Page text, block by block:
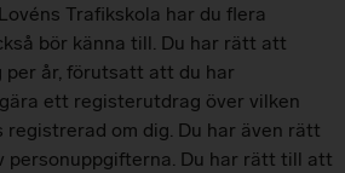
Trafikskola har du flera
bör känna till. Du har rätt att
år, förutsatt att du har
ett registerutdrag över vilken
registrerad om dig. Du har även rätt
Du har rätt till att